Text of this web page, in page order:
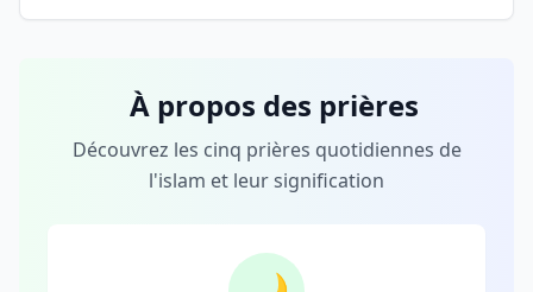
À propos des prières
Découvrez les cinq prières quotidiennes de
l'islam et leur signification